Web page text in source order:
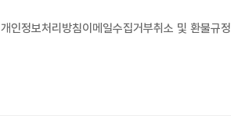
개인정보처리방침이메일수집거부취소 및 환불규정